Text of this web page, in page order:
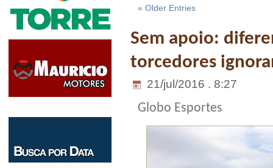
« Older Entries
Sem apoio:
torcedores
21/jul/2016 . 8:27
Globo Esportes